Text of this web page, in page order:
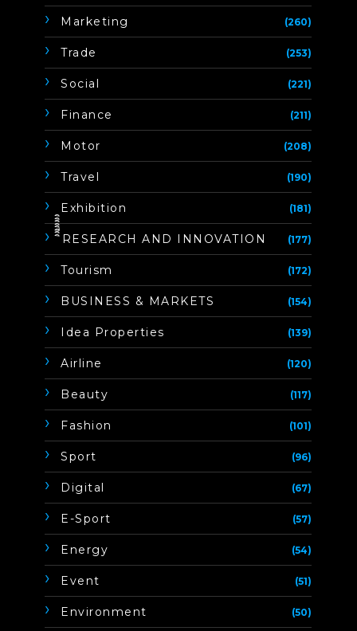
Marketing (260)
Trade (253)
Social (221)
Finance (211)
Motor (208)
Travel (190)
Exhibition (181)
ิิีิิิิิRESEARCH AND INNOVATION (177)
Tourism (172)
BUSINESS & MARKETS (154)
Idea Properties (139)
Airline (120)
Beauty (117)
Fashion (101)
Sport (96)
Digital (67)
E-Sport (57)
Energy (54)
Event (51)
Environment (50)